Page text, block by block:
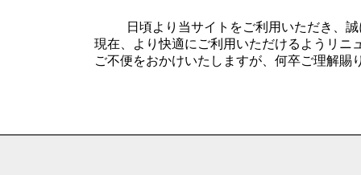
日頃より当サイトをご利用いただき、
現在、より快適にご利用いただけるようリニ
ご不便をおかけいたしますが、何卒ご理解賜